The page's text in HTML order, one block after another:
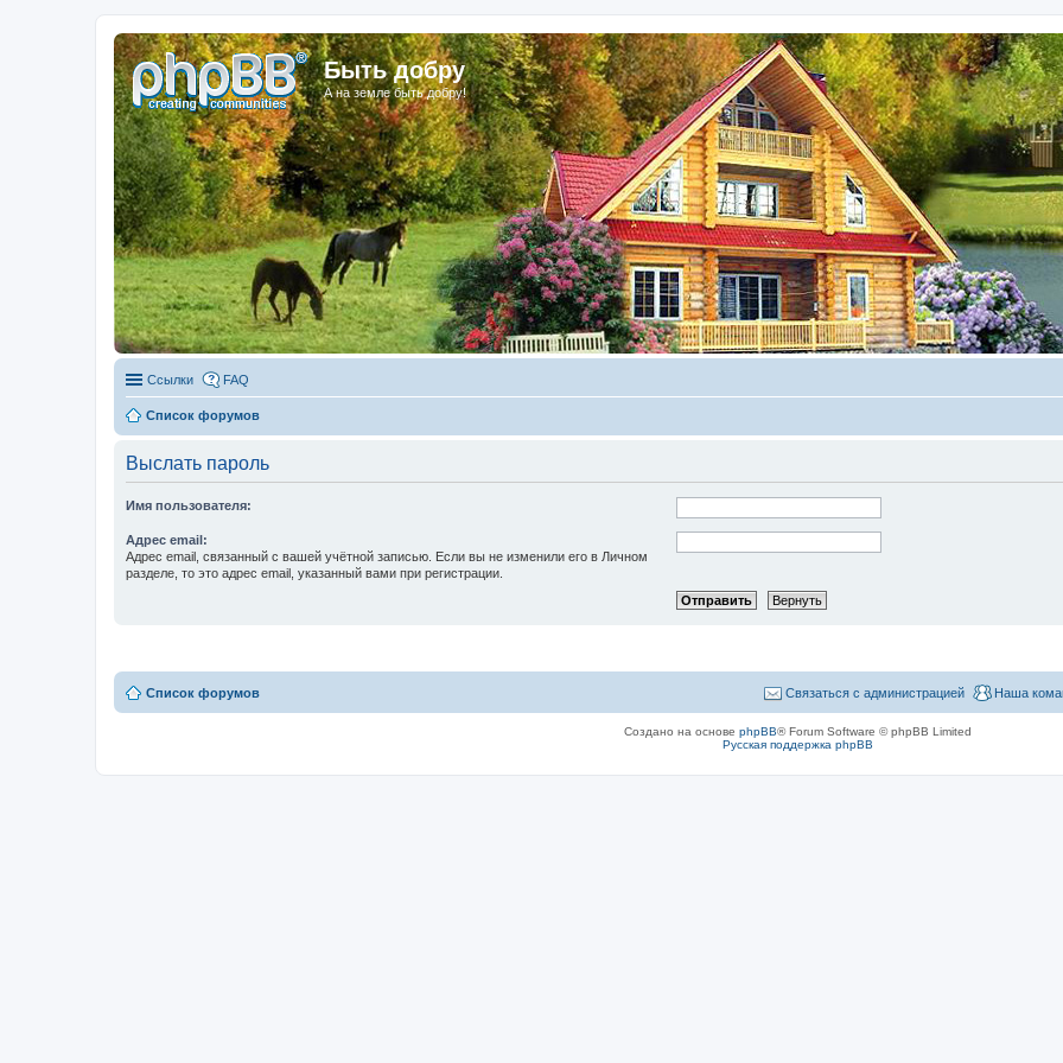
Быть добру
А на земле быть добру!
Ссылки FAQ
Список форумов
Выслать пароль
Имя пользователя:
Адрес email:
Адрес email, связанный с вашей учётной записью. Если вы не изменили его в Личном
разделе, то это адрес email, указанный вами при регистрации.
Список форумов Наша
Связаться с администрацией
Создано на основе phpBB® Forum Software © phpBB Limited
Русская поддержка phpBB